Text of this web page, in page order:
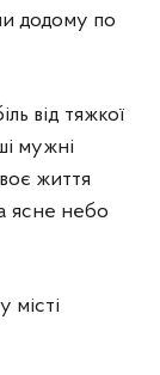
додому по
від тяжкої
мужні
життя
ясне небо
місті